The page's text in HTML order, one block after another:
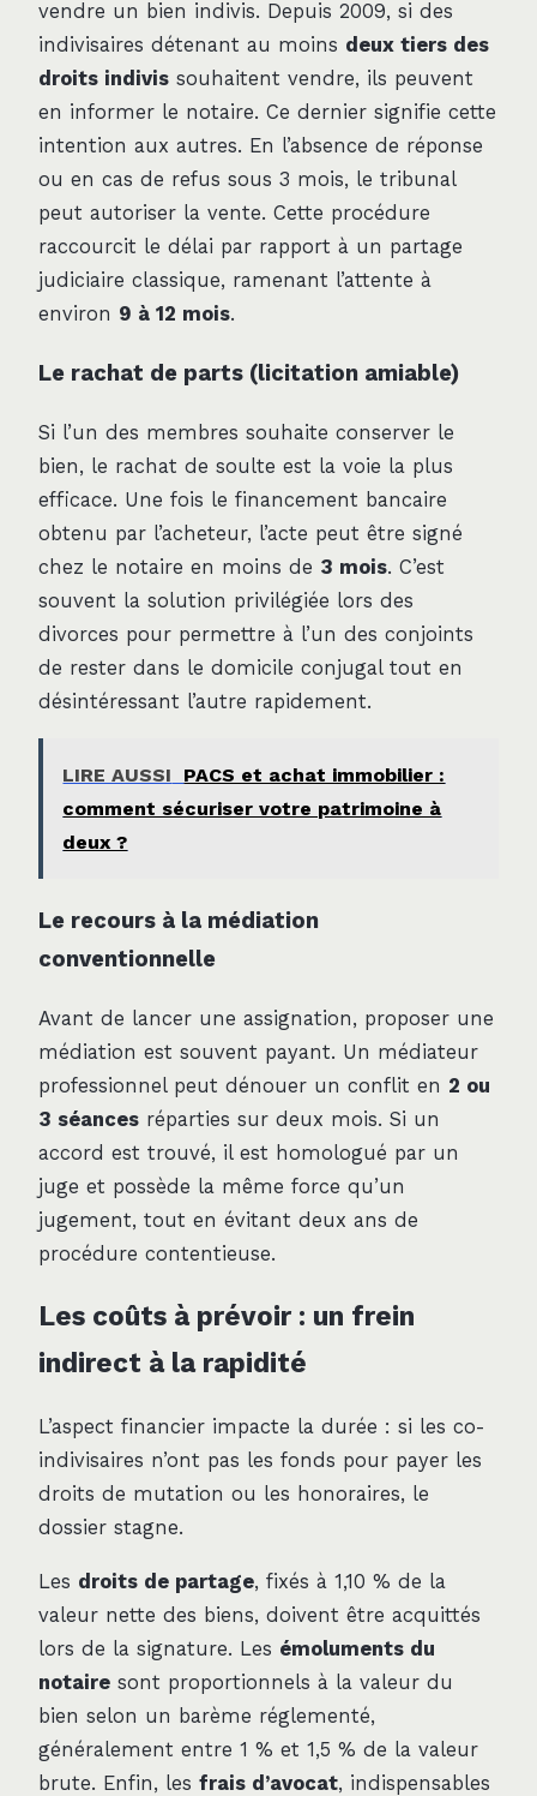
vendre un bien indivis. Depuis 2009, si des
indivisaires détenant au moins deux tiers des
droits indivis souhaitent vendre, ils peuvent
en informer le notaire. Ce dernier signifie cette
intention aux autres. En l’absence de réponse
ou en cas de refus sous 3 mois, le tribunal
peut autoriser la vente. Cette procédure
raccourcit le délai par rapport à un partage
judiciaire classique, ramenant l’attente à
environ 9 à 12 mois.
Le rachat de parts (licitation amiable)
Si l’un des membres souhaite conserver le
bien, le rachat de soulte est la voie la plus
efficace. Une fois le financement bancaire
obtenu par l’acheteur, l’acte peut être signé
chez le notaire en moins de 3 mois. C’est
souvent la solution privilégiée lors des
divorces pour permettre à l’un des conjoints
de rester dans le domicile conjugal tout en
désintéressant l’autre rapidement.
LIRE AUSSI
PACS et achat immobilier :
comment sécuriser votre patrimoine à
deux ?
Le recours à la médiation
conventionnelle
Avant de lancer une assignation, proposer une
médiation est souvent payant. Un médiateur
professionnel peut dénouer un conflit en 2 ou
3 séances réparties sur deux mois. Si un
accord est trouvé, il est homologué par un
juge et possède la même force qu’un
jugement, tout en évitant deux ans de
procédure contentieuse.
Les coûts à prévoir : un frein
indirect à la rapidité
L’aspect financier impacte la durée : si les co-
indivisaires n’ont pas les fonds pour payer les
droits de mutation ou les honoraires, le
dossier stagne.
Les droits de partage, fixés à 1,10 % de la
valeur nette des biens, doivent être acquittés
lors de la signature. Les émoluments du
notaire sont proportionnels à la valeur du
bien selon un barème réglementé,
généralement entre 1 % et 1,5 % de la valeur
brute. Enfin, les frais d’avocat, indispensables